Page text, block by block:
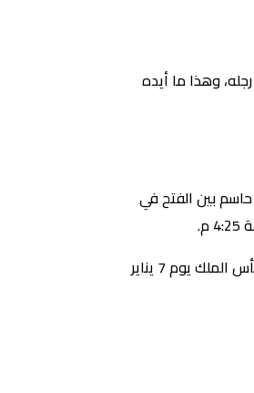
وهذا ما أيده
بين الفتح في
أما اللقاء الناري سيكون مع النصر في روشن أيضًا في تاريخ 6 ديسمبر 2025 الساعة 7 مساءً، ثم لقاء أكثر ملحمية مع الهلال في ربع النهائي من كأس الملك يوم 7 يناير